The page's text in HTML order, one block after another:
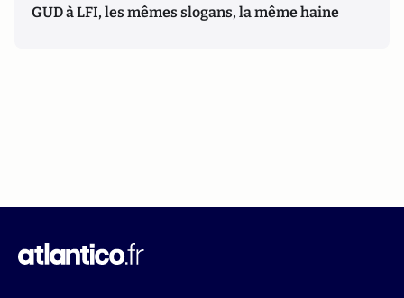
GUD à LFI, les mêmes slogans, la même haine